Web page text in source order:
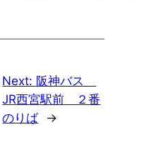
Next: 阪神バス
JR西宮駅前 ２番
のりば
→